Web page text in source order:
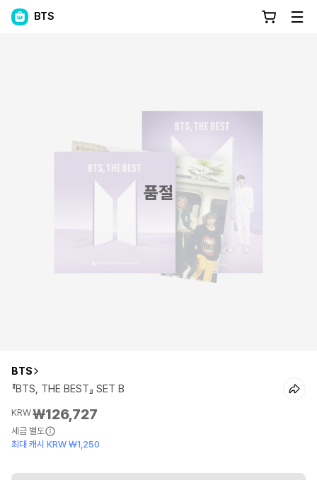
BTS
품절
BTS
『BTS, THE BEST』 SET B
KRW₩126,727
세금 별도
최대 캐시 KRW ₩1,250